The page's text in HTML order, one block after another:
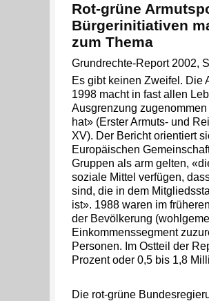
Rot-grüne
Bürgerinitiativen
zum Thema
Grundrechte-Report 2002,
Es gibt keinen Zweifel. Die
1998 macht in fast allen
Ausgrenzung
hat» (Erster Armuts- und
XV). Der Bericht orientiert
Europäischen
Gruppen als arm gelten,
soziale Mittel verfügen,
sind, die in dem
ist». 1988 waren im
der Bevölkerung
Einkommenssegment
Personen. Im Ostteil der
Prozent oder 0,5 bis 1,8
Die rot-grüne